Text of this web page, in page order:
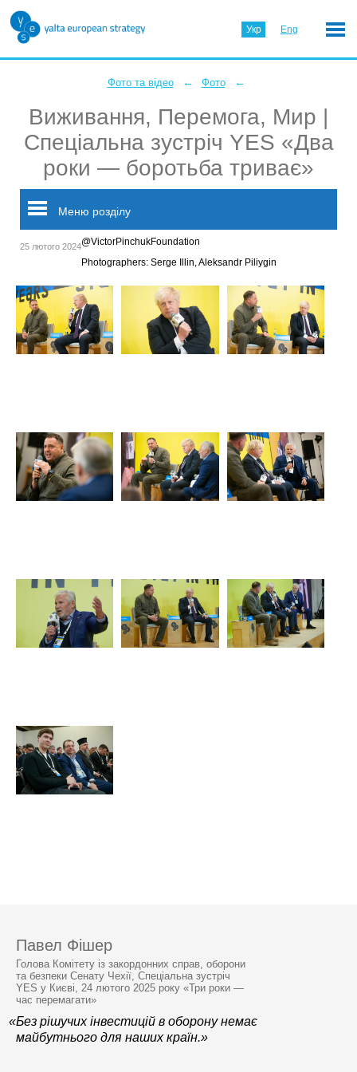
Укр Eng
Фото та відео ← Фото ←
Виживання, Перемога, Мир |
Спеціальна зустріч YES «Два
роки — боротьба триває»
Меню розділу
25 лютого 2024@VictorPinchukFoundation
Photographers: Serge Illin, Aleksandr Piliygin
Павел Фішер
Голова Комітету із закордонних справ, оборони
та безпеки Сенату Чехії, Спеціальна зустріч
YES у Києві, 24 лютого 2025 року «Три роки —
час перемагати»
«Без рішучих інвестицій в оборону немає
майбутнього для наших країн.»